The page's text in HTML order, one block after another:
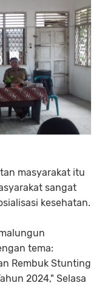
masyarakat itu
sangat
kesehatan.
tema:
Rembuk Stunting
2024," Selasa